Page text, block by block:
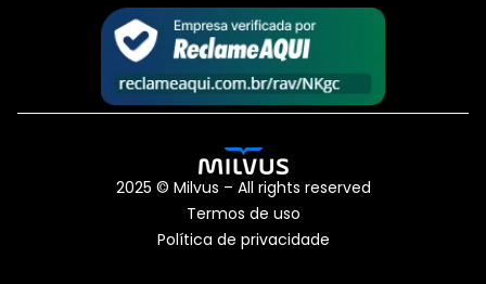
2025 © Milvus – All rights reserved
Termos de uso
Política de privacidade